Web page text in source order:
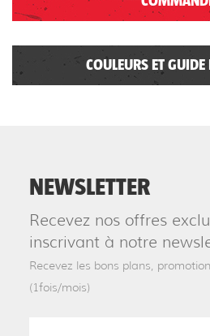
COULEURS ET GUIDE
NEWSLETTER
Recevez nos offres
inscrivant à notre
Recevez les bons plans,
(1fois/mois)